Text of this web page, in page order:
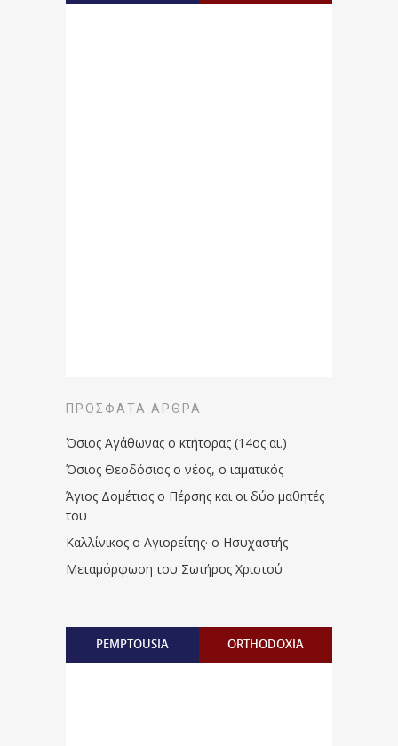
ΠΡΌΣΦΑΤΑ ΆΡΘΡΑ
Όσιος Αγάθωνας ο κτήτορας (14ος αι.)
Όσιος Θεοδόσιος ο νέος, ο ιαματικός
Άγιος Δομέτιος ο Πέρσης και οι δύο μαθητές
του
Καλλίνικος ο Αγιορείτης · ο Ησυχαστής
Μεταμόρφωση του Σωτήρος Χριστού
PEMPTOUSIA ORTHODOXIA